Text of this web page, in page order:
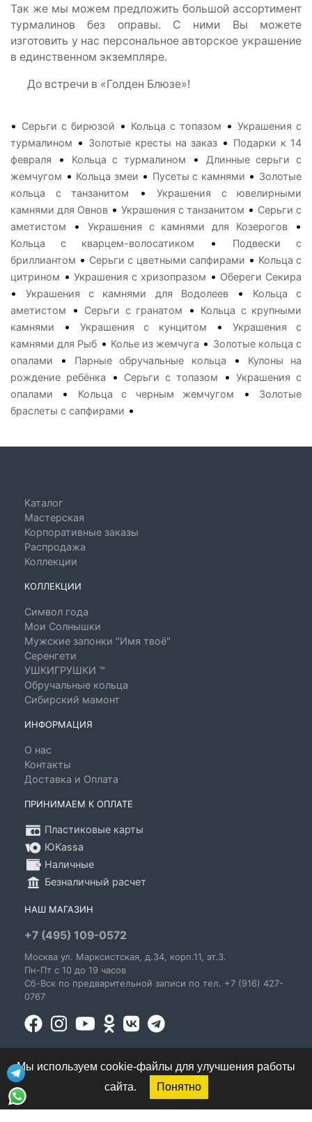
Так же мы можем предложить большой ассортимент
турмалинов без оправы. С ними Вы можете
изготовить у нас персональное авторское украшение
в единственном экземпляре.
До встречи в «Голден Блюзе»!
• Серьги с бирюзой • Кольца с топазом • Украшения с
турмалином • Золотые кресты на заказ • Подарки к 14
февраля
• Кольца с турмалином •
Длинные серьги с
жемчугом • Кольца змеи • Пусеты с камнями • Золотые
кольца с танзанитом
• Украшения с ювелирными
камнями для Овнов • Украшения с танзанитом • Серьги с
аметистом
• Украшения с камнями для Козерогов •
Кольца с кварцем-волосатиком •
Подвески с
бриллиантом • Серьги с цветными сапфирами • Кольца с
цитрином •Украшения с хризопразом • Обереги Секира
•Украшения с камнями для Водолеев•
Кольца с
аметистом
• Серьги с гранатом •
Кольца с крупными
камнями
•Украшения с кунцитом • Украшения с
камнями для Рыб • Колье из жемчуга • Золотые кольца с
опалами
• Парные обручальные кольца •
Кулоны на
рождение ребёнка
• Серьги с топазом •Украшения с
опалами
• Кольца с черным жемчугом •
Золотые
браслеты с сапфирами •
Каталог
Мастерская
Корпоративные заказы
Распродажа
Коллекции
КОЛЛЕКЦИИ
Символ года
Мои Солнышки
Мужские запонки "Имя твоё"
Серенгети
УШКИГРУШКИ ™
Обручальные кольца
Сибирский мамонт
ИНФОРМАЦИЯ
О нас
Контакты
Доставка и Оплата
ПРИНИМАЕМ К ОПЛАТЕ
Пластиковые карты
ЮKassa
Наличные
Безналичный расчет
НАШ МАГАЗИН
+7 (495) 109-0572
Москва ул. Марксистская , д.34, корп.11, эт.3.
Пн-Пт c 10 до 19 часов
Сб-Вск по предварительной записи по тел. +7 (916) 427-
0767
Мы используем cookie-файлы для улучшения работы
сайта.
Понятно